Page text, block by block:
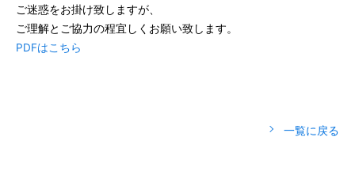
ご迷惑をお掛け致しますが、
ご理解とご協力の程宜しくお願い致します。
PDFはこちら
一覧に戻る